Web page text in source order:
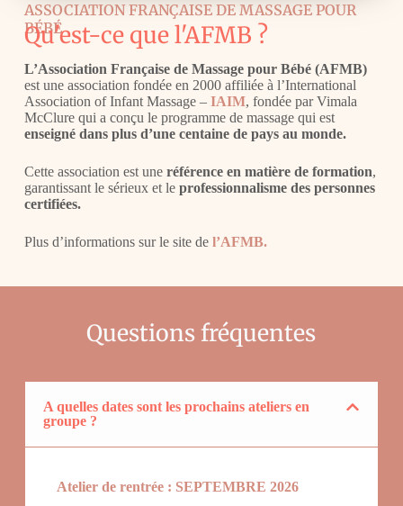
ASSOCIATION FRANÇAISE DE MASSAGE POUR
BÉBÉ
Qu'est-ce que l'AFMB ?
L’Association Française de Massage pour Bébé (AFMB)
est une association fondée en 2000 affiliée à l’International
Association of Infant Massage –IAIM, fondée par Vimala
McClure qui a conçu le programme de massage qui est
enseigné dans plus d’une centaine de pays au monde.
Cette association est une référence en matière de formation,
garantissant le sérieux et leprofessionnalisme des personnes
certifiées.
Plus d’informations sur le site de l’AFMB.
Questions fréquentes
A quelles dates sont les prochains ateliers en
groupe ?
Atelier de rentrée : SEPTEMBRE 2026